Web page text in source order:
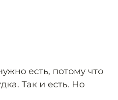
есть, потому что
Так и есть. Но